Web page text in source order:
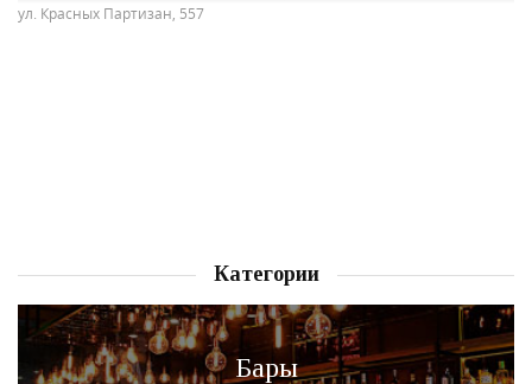
ул. Красных Партизан, 557
Категории
Бары